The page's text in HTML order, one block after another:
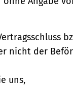
nicht der
uns,